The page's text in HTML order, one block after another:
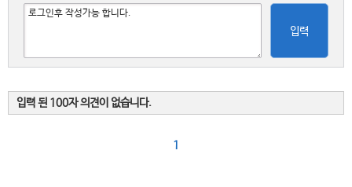
입력
입력 된 100자 의견이 없습니다.
1